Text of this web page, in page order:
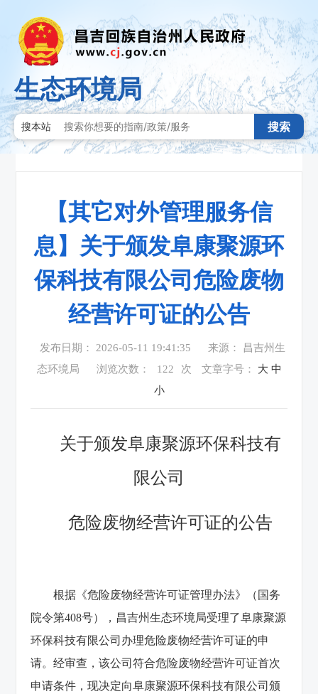
生态环境局
搜本站 搜索
【其它对外管理服务信
息】关于颁发阜康聚源环
保科技有限公司危险废物
经营许可证的公告
发布日期： 2026-05-11 19:41:35
来源： 昌吉州生
态环境局
浏览次数： 122 次 文章字号： 大 中
小
关于颁发阜康聚源环保科技有
限公司
危险废物经营许可证的公告
根据《危险废物经营许可证管理办法》（国务
院令第408号），昌吉州生态环境局受理了阜康聚源
环保科技有限公司办理危险废物经营许可证的申
请。经审查，该公司符合危险废物经营许可证首次
申请条件，现决定向阜康聚源环保科技有限公司颁